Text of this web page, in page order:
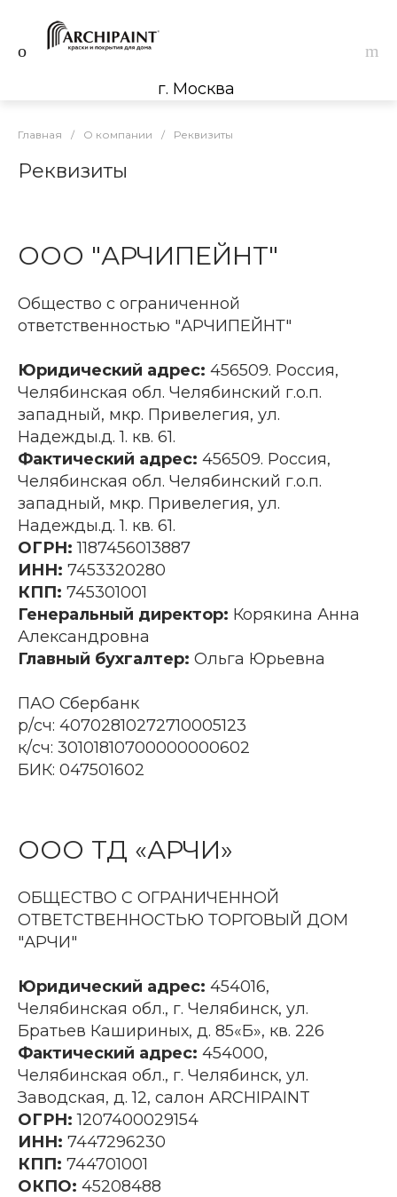
г. Москва
Главная / О компании / Реквизиты
Реквизиты
ООО "АРЧИПЕЙНТ"
Общество с ограниченной
ответственностью "АРЧИПЕЙНТ"
Юридический адрес: 456509. Россия,
Челябинская обл. Челябинский г.о.п.
западный, мкр. Привелегия, ул.
Надежды.д. 1. кв. 61.
Фактический адрес: 456509. Россия,
Челябинская обл. Челябинский г.о.п.
западный, мкр. Привелегия, ул.
Надежды.д. 1. кв. 61.
ОГРН: 1187456013887
ИНН: 7453320280
КПП: 745301001
Генеральный директор: Корякина Анна
Александровна
Главный бухгалтер: Ольга Юрьевна
ПАО Сбербанк
р/сч: 40702810272710005123
к/сч: 30101810700000000602
БИК: 047501602
ООО ТД «АРЧИ»
ОБЩЕСТВО С ОГРАНИЧЕННОЙ
ОТВЕТСТВЕННОСТЬЮ ТОРГОВЫЙ ДОМ
"АРЧИ"
Юридический адрес: 454016,
Челябинская обл., г. Челябинск, ул.
Братьев Кашириных, д. 85«Б», кв. 226
Фактический адрес: 454000,
Челябинская обл., г. Челябинск, ул.
Заводская, д. 12, салон ARCHIPAINT
ОГРН: 1207400029154
ИНН: 7447296230
КПП: 744701001
ОКПО: 45208488